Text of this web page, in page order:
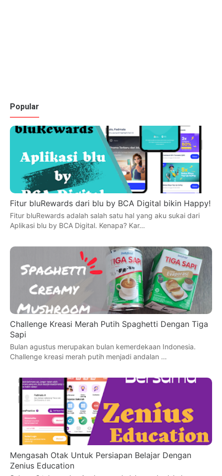
Popular
Fitur bluRewards dari blu by BCA Digital bikin Happy!
Fitur bluRewards adalah salah satu hal yang aku sukai dari
Aplikasi blu by BCA Digital. Kenapa? Kar…
Challenge Kreasi Merah Putih Spaghetti Dengan Tiga
Sapi
Bulan agustus merupakan bulan kemerdekaan Indonesia.
Challenge kreasi merah putih menjadi andalan …
Mengasah Otak Untuk Persiapan Belajar Dengan
Zenius Education